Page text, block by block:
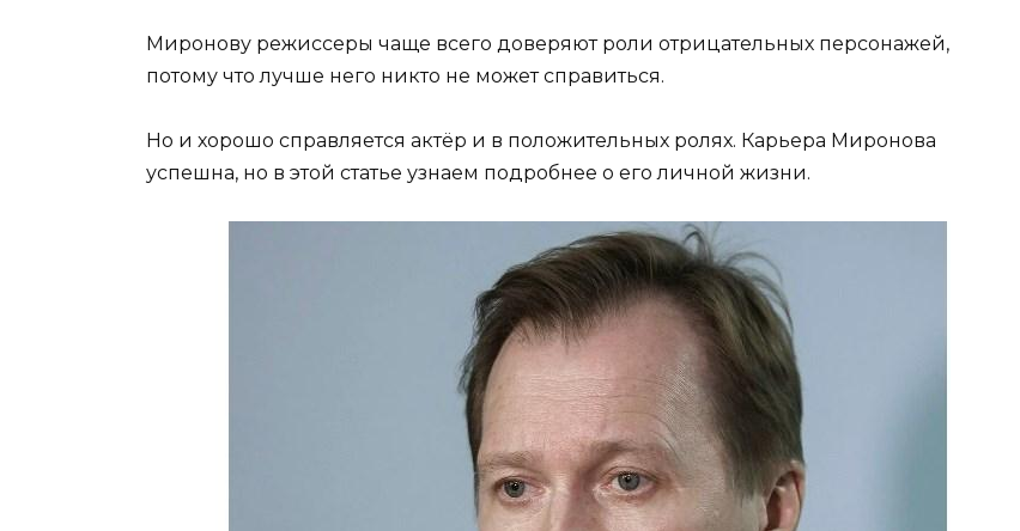
Миронову режиссеры чаще всего доверяют роли отрицательных персонажей,
потому что лучше него никто не может справиться.
Но и хорошо справляется актёр и в положительных ролях. Карьера Миронова
успешна, но в этой статье узнаем подробнее о его личной жизни.